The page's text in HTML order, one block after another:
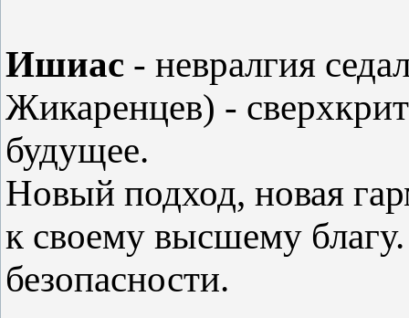
Ишиас - невралгия
Жикаренцев) -
будущее.
Новый подход, новая
к своему высшему
безопасности.